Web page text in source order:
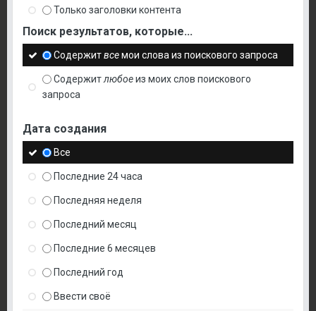
Только заголовки контента
Поиск результатов, которые...
Содержитвсемои слова из поискового запроса
Содержитлюбоеиз моих слов поискового
запроса
Дата создания
Все
Последние 24 часа
Последняя неделя
Последний месяц
Последние 6 месяцев
Последний год
Ввести своё